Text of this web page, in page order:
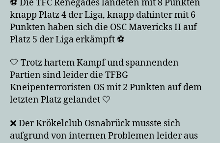
⚽️ Die TFC Renegades landeten mit 8 Punkten
knapp Platz 4 der Liga, knapp dahinter mit 6
Punkten haben sich die OSC Mavericks II auf
Platz 5 der Liga erkämpft ⚽️
🤍 Trotz hartem Kampf und spannenden
Partien sind leider die TFBG
Kneipenterroristen OS mit 2 Punkten auf dem
letzten Platz gelandet 🤍
❌ Der Krökelclub Osnabrück musste sich
aufgrund von internen Problemen leider aus